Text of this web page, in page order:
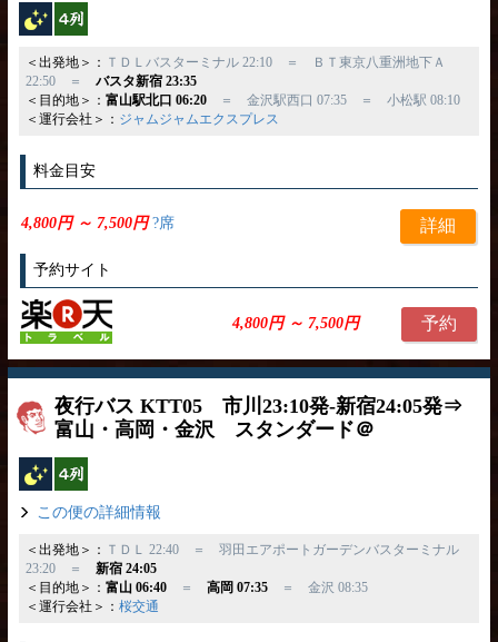
夜行バス
＜出発地＞： ＴＤＬバスターミナル 22:10 ＝ ＢＴ東京八重洲地下Ａ
22:50 ＝ バスタ新宿 23:35
＜目的地＞： 富山駅北口 06:20＝ 金沢駅西口 07:35 ＝ 小松駅 08:10
＜運行会社＞： ジャムジャムエクスプレス
料金目安
4,800円 ～ 7,500円?席 詳細
予約サイト
4,800円 ～ 7,500円 予約
夜行バス KTT05 市川23:10発-新宿24:05発⇒
富山・高岡・金沢 スタンダード＠
夜行バス
この便の詳細情報
＜出発地＞： ＴＤＬ 22:40 ＝ 羽田エアポートガーデンバスターミナル
23:20 ＝ 新宿 24:05
＜目的地＞： 富山 06:40＝ 高岡 07:35＝ 金沢 08:35
＜運行会社＞： 桜交通